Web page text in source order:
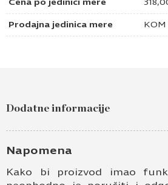
Cena po jedinici mere
Prodajna jedinica mere KOM
Ime i prezime
Kontakt telefon
Dodatne informacije
Napomena
Kako bi proizvod imao